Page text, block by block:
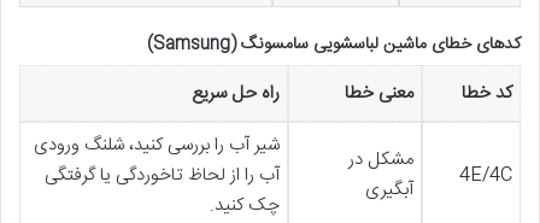
کدهای خطای ماشین لباسشویی سامسونگ (Samsung)
کد خطا معنی خطا راه حل سریع
4E/4C
مشکل در
آبگیری
شیر آب را بررسی کنید، شلنگ ورودی
آب را از لحاظ تاخوردگی یا گرفتگی
چک کنید.